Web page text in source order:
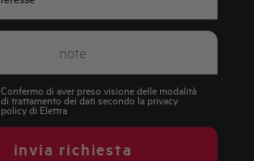
Confermo di aver preso visione delle modalità
di trattamento dei dati secondo la privacy
policydi Elettra
invia richiesta